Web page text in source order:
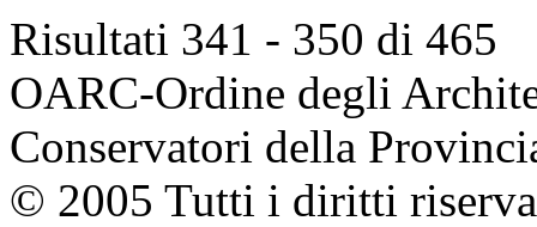
Risultati 341 - 350 di 465
OARC-Ordine degli
Conservatori della
© 2005 Tutti i diritti